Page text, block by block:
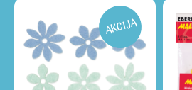
AKCIJA